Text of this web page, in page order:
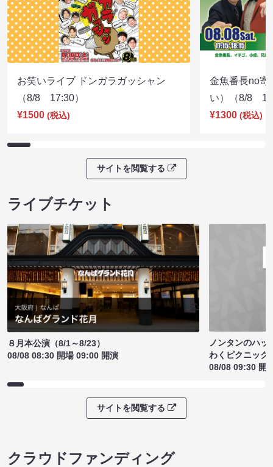
お笑いライブ ドンガラガッシャン
（8/8 17:30）
¥1500 (税込)
金魚番長no寄
い）（8/8
¥1300 (税込)
サイトを閲覧する
ライブチケット
８月本公演（8/1～8/23）
08/08 08:30 開場 09:00 開演
ノンタンのハッ
わくピクニック
08/08 09:30 開
サイトを閲覧する
クラウドファンディング